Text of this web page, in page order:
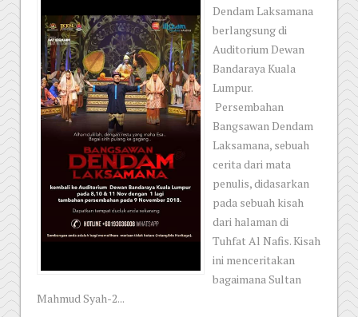
Dendam Laksamana
berlangsung di
Auditorium Dewan
Bandaraya Kuala
Lumpur.
Persembahan
Bangsawan Dendam
Laksamana, sebuah
cerita dari mata
penulis, didasarkan
pada sebuah kisah
dari halaman di
Tuhfat Al Nafis. Kisah
ini menceritakan
bagaimana Sultan
Mahmud Syah-2...